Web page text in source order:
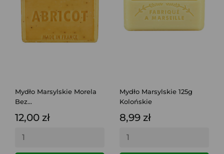
Mydło Marsylskie Morela
Bez...
12,00 zł
Mydło Marsylskie 125g
Kolońskie
8,99 zł